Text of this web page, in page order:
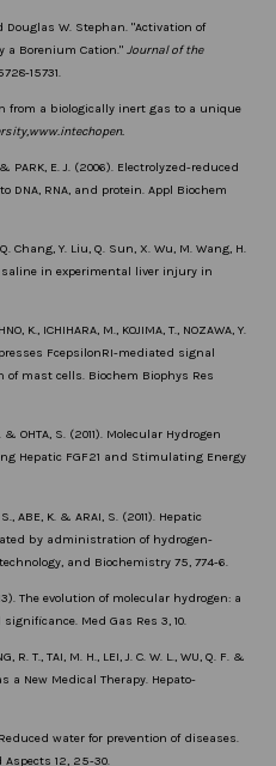
Douglas W. Stephan. "Activation of
a Borenium Cation." Journal of the
15731.
from a biologically inert gas to a unique
www.intechopen.
& PARK, E. J. (2006). Electrolyzed-reduced
RNA, and protein. Appl Biochem
Chang, Y. Liu, Q. Sun, X. Wu, M. Wang, H.
saline in experimental liver injury in
K., ICHIHARA, M., KOJIMA, T., NOZAWA, Y.
FcepsilonRI-mediated signal
mast cells. Biochem Biophys Res
& OHTA, S. (2011). Molecular Hydrogen
Hepatic FGF21 and Stimulating Energy
S., ABE, K. & ARAI, S. (2011). Hepatic
by administration of hydrogen-
and Biochemistry 75, 774-6.
The evolution of molecular hydrogen: a
Med Gas Res 3, 10.
R. T., TAI, M. H., LEI, J. C. W. L., WU, Q. F. &
a New Medical Therapy. Hepato-
Reduced water for prevention of diseases.
12, 25-30.